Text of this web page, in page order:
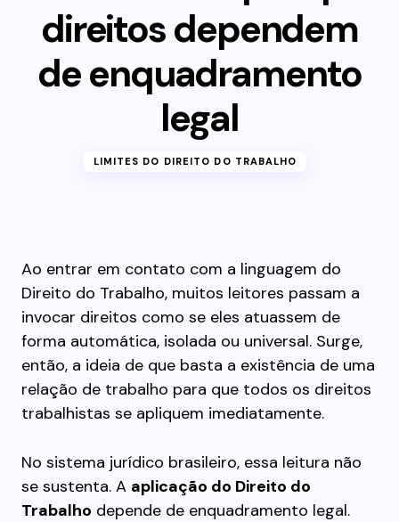
direitos dependem
de enquadramento
legal
LIMITES DO DIREITO DO TRABALHO
Ao entrar em contato com a linguagem do
Direito do Trabalho, muitos leitores passam a
invocar direitos como se eles atuassem de
forma automática, isolada ou universal. Surge,
então, a ideia de que basta a existência de uma
relação de trabalho para que todos os direitos
trabalhistas se apliquem imediatamente.
No sistema jurídico brasileiro, essa leitura não
se sustenta. A aplicação do Direito do
Trabalho depende de enquadramento legal.